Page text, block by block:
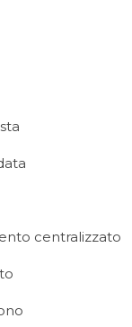
centralizzato